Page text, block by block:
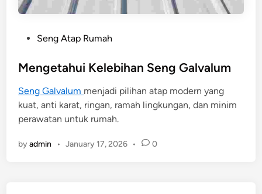
s
e
d
i
Seng Atap Rumah
Mengetahui Kelebihan Seng Galvalum
Seng Galvalum menjadi pilihan atap modern yang
kuat, anti karat, ringan, ramah lingkungan, dan minim
perawatan untuk rumah.
byadmin • January 17, 2026 • 0